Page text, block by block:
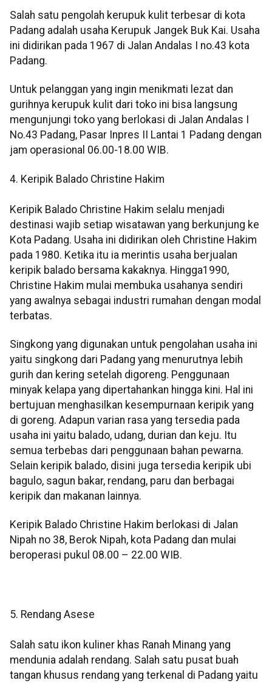
Salah satu pengolah kerupuk kulit terbesar di kota
Padang adalah usaha Kerupuk Jangek Buk Kai. Usaha
ini didirikan pada 1967 di Jalan Andalas I no.43 kota
Padang.
Untuk pelanggan yang ingin menikmati lezat dan
gurihnya kerupuk kulit dari toko ini bisa langsung
mengunjungi toko yang berlokasi di Jalan Andalas I
No.43 Padang, Pasar Inpres II Lantai 1 Padang dengan
jam operasional 06.00-18.00 WIB.
4. Keripik Balado Christine Hakim
Keripik Balado Christine Hakim selalu menjadi
destinasi wajib setiap wisatawan yang berkunjung ke
Kota Padang. Usaha ini didirikan oleh Christine Hakim
pada 1980. Ketika itu ia merintis usaha berjualan
keripik balado bersama kakaknya. Hingga1990,
Christine Hakim mulai membuka usahanya sendiri
yang awalnya sebagai industri rumahan dengan modal
terbatas.
Singkong yang digunakan untuk pengolahan usaha ini
yaitu singkong dari Padang yang menurutnya lebih
gurih dan kering setelah digoreng. Penggunaan
minyak kelapa yang dipertahankan hingga kini. Hal ini
bertujuan menghasilkan kesempurnaan keripik yang
di goreng. Adapun varian rasa yang tersedia pada
usaha ini yaitu balado, udang, durian dan keju. Itu
semua terbebas dari penggunaan bahan pewarna.
Selain keripik balado, disini juga tersedia keripik ubi
bagulo, sagun bakar, rendang, paru dan berbagai
keripik dan makanan lainnya.
Keripik Balado Christine Hakim berlokasi di Jalan
Nipah no 38, Berok Nipah, kota Padang dan mulai
beroperasi pukul 08.00 – 22.00 WIB.
5. Rendang Asese
Salah satu ikon kuliner khas Ranah Minang yang
mendunia adalah rendang. Salah satu pusat buah
tangan khusus rendang yang terkenal di Padang yaitu